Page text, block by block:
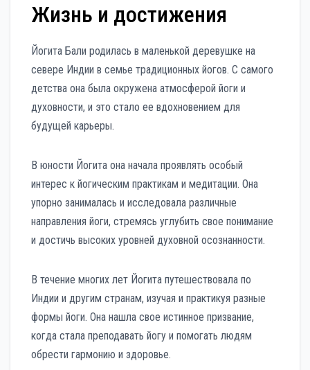
Жизнь и достижения
Йогита Бали родилась в маленькой деревушке на
севере Индии в семье традиционных йогов. С самого
детства она была окружена атмосферой йоги и
духовности, и это стало ее вдохновением для
будущей карьеры.
В юности Йогита она начала проявлять особый
интерес к йогическим практикам и медитации. Она
упорно занималась и исследовала различные
направления йоги, стремясь углубить свое понимание
и достичь высоких уровней духовной осознанности.
В течение многих лет Йогита путешествовала по
Индии и другим странам, изучая и практикуя разные
формы йоги. Она нашла свое истинное призвание,
когда стала преподавать йогу и помогать людям
обрести гармонию и здоровье.